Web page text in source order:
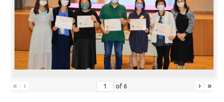
« ‹ of 6 › »